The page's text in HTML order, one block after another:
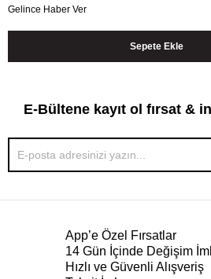
Gelince Haber Ver
E-Bültene kayıt ol fırsat &
App’e Özel Fırsatlar
14 Gün İçinde Değişim
Hızlı ve Güvenli Alışveriş